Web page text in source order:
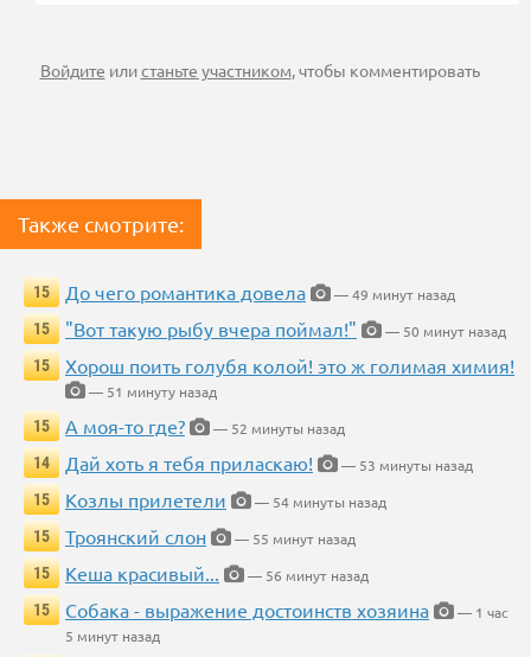
Войдите илистаньте участником, чтобы комментировать
Также смотрите:
15 До чего романтика довела
— 49 минут назад
15
"Вот такую рыбу вчера поймал!"
— 50 минут назад
15
Хорош поить голубя колой! это ж голимая химия!
— 51 минуту назад
15
А моя-то где?
— 52 минуты назад
14
Дай хоть я тебя приласкаю!
— 53 минуты назад
15
Козлы прилетели
— 54 минуты назад
15
Троянский слон
— 55 минут назад
15
Кеша красивый...
— 56 минут назад
15
Собака - выражение достоинств хозяина
— 1 час
5 минут назад